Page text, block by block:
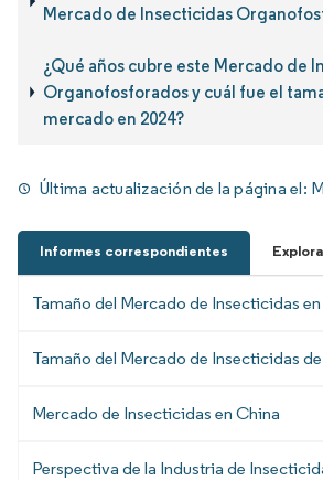
Mercado de Insecticidas
¿Qué años cubre este Mercado de
Organofosforados y cuál fue el
mercado en 2024?
Última actualización de la página el:
Informes correspondientes
Tamaño del Mercado de Insecticidas
Tamaño del Mercado de Insecticidas
Mercado de Insecticidas en China
Perspectiva de la Industria de